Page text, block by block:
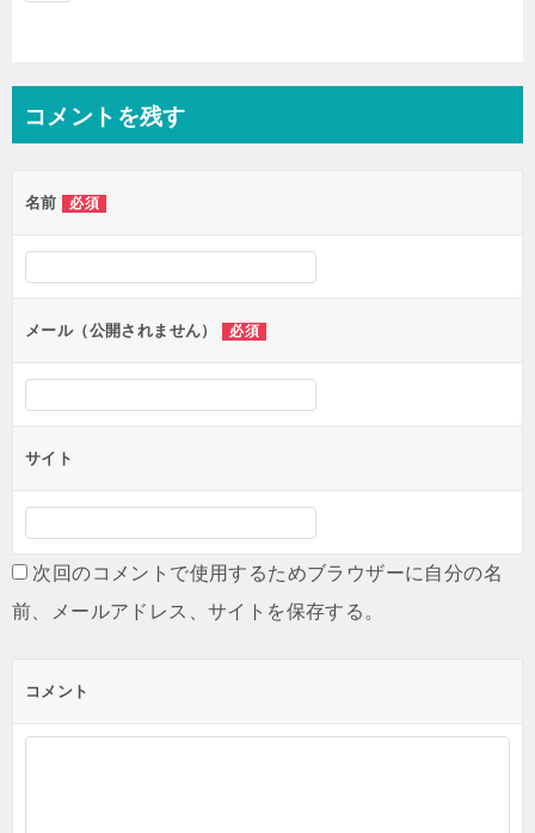
コメントを残す
名前 必須
メール（公開されません） 必須
サイト
次回のコメントで使用するためブラウザーに自分の名
前、メールアドレス、サイトを保存する。
コメント